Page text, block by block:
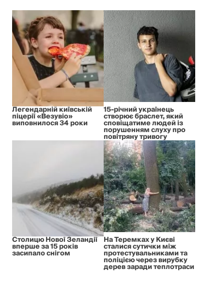
Легендарній київській
піцерії «Везувіо»
виповнилося 34 роки
15-річний українець
створює браслет, який
сповіщатиме людей із
порушенням слуху про
повітряну тривогу
Столицю Нової Зеландії
вперше за 15 років
засипало снігом
На Теремках у Києві
сталися сутички між
протестувальниками та
поліцією через вирубку
дерев заради теплотраси